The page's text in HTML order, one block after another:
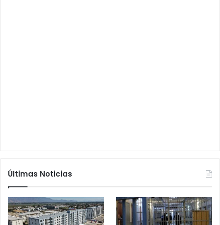
Últimas Noticias